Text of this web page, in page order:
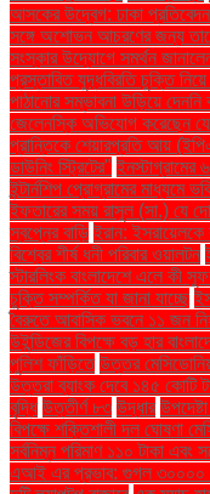
আসকের উদ্বেগ: ঢাকা
সঙ্গে অশোভন আচরণের জন্য
সংস্কার উদ্যোগে সমর্থন
প্রস্তাবিত যুদ্ধবিরতি চুক্তি নিয়ে
পাঠানোর সম্ভাবনা উড়িয়ে
জেলেনস্কি অভিযোগ করেছেন যে
প্রান্তিকে শেয়ারপ্রতি আয়
ডাউনিং স্ট্রিটের" ইনস্টাগ্রামের
ইন্টার্নশিপ প্রোগ্রামের মাধ্যমে
ইফতারের সময় রাসুল (সা.) যে
স্বপ্নের বাড়ি ইরান:
বিশ্বের শীর্ষ ধনী পরিবার ওয়ালটন
স্টারলিংক বাংলাদেশে এলে কী
চুক্তি সম্পর্কিত যা জানা যাচ্ছে
বৈরুতে আবাসিক ভবনে ১১ জন
উইন্ডিজের বিপক্ষে বড় হার
পুলিশ ফাঁড়িতে উত্তর
উত্তরা ব্যাংক দেবে ১৪৫ কোটি
বৃদ্ধি উত্তীর্ণ ৮৩ উদ্ধার
বিপক্ষে শক্তিশালী দল ঘোষণা
সর্বনিম্ন পরিমাণ ১১০ টাকা এবং
এআই এর প্রভাব: গুগল ৩০০০০